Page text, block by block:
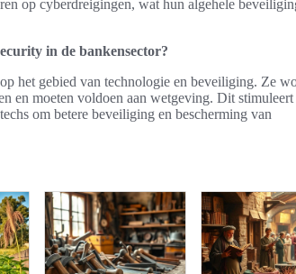
op cyberdreigingen, wat hun algehele
in de bankensector?
het gebied van technologie en beveiliging. Ze
en moeten voldoen aan wetgeving. Dit stimuleert
om betere beveiliging en bescherming van